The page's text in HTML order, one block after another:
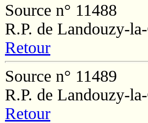
Source n° 11488
R.P. de Landouzy-
Retour
Source n° 11489
R.P. de Landouzy-
Retour